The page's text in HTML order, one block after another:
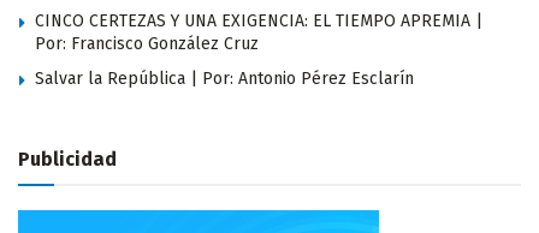
CINCO CERTEZAS Y UNA EXIGENCIA: EL TIEMPO APREMIA |
Por: Francisco González Cruz
Salvar la República | Por: Antonio Pérez Esclarín
Publicidad